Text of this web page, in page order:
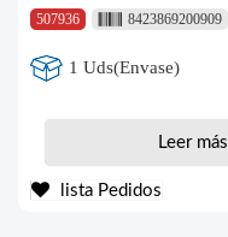
507936
8423869200909
1 Uds(Envase)
Leer más
lista Pedidos